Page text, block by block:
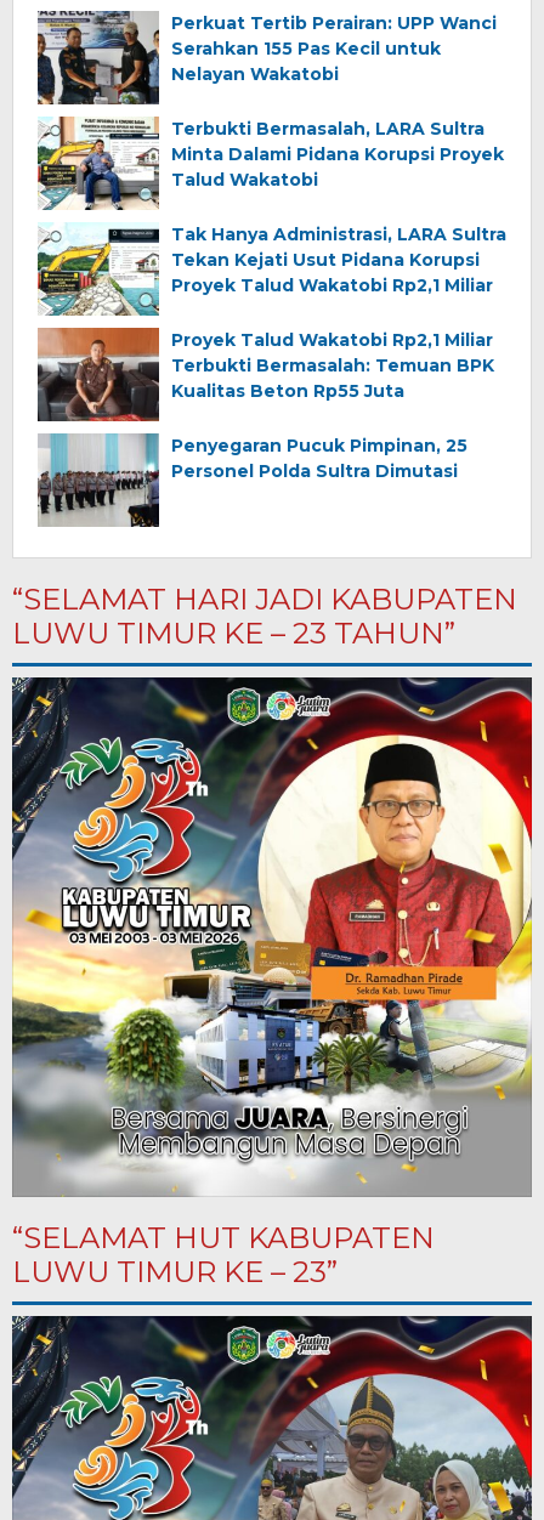
Perkuat Tertib Perairan: UPP Wanci
Serahkan 155 Pas Kecil untuk
Nelayan Wakatobi
Terbukti Bermasalah, LARA Sultra
Minta Dalami Pidana Korupsi Proyek
Talud Wakatobi
Tak Hanya Administrasi, LARA Sultra
Tekan Kejati Usut Pidana Korupsi
Proyek Talud Wakatobi Rp2,1 Miliar
Proyek Talud Wakatobi Rp2,1 Miliar
Terbukti Bermasalah: Temuan BPK
Kualitas Beton Rp55 Juta
Penyegaran Pucuk Pimpinan, 25
Personel Polda Sultra Dimutasi
“SELAMAT HARI JADI KABUPATEN
LUWU TIMUR KE – 23 TAHUN”
“SELAMAT HUT KABUPATEN
LUWU TIMUR KE – 23”